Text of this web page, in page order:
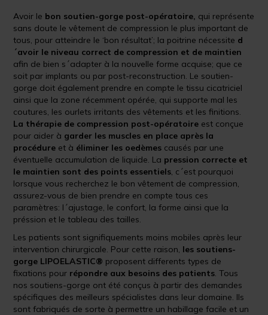
Avoir le bon soutien-gorge post-opératoire, qui représente
sans doute le vêtement de compression le plus important de
tous, pour atteindre le ‘bon résultat’; la poitrine nécessite d
´avoir le niveau correct de compression et de maintien
afin de bien s´adapter à la nouvelle forme acquise; que ce
soit par implants ou par post-reconstruction. Le soutien-
gorge doit également prendre en compte le tissu cicatriciel
ainsi que la zone récemment opérée, qui supporte mal les
coutures, les ourlets irritants des vêtements et les finitions.
La thérapie de compression post-opératoire est conçue
pour aider à garder les muscles en place après la
procédure et à éliminer les oedèmes causés par une
éventuelle accumulation de liquide. La pression correcte et
le maintien sont des points essentiels, c´est pourquoi
lorsque vous recherchez le bon vêtement de compression,
assurez-vous de bien prendre en compte tous ces
paramètres: l´ajustage, le confort, la forme ainsi que la
préssion et le tableau des tailles.
Les patients sont signifiquements moins mobiles après leur
intervention chirurgicale. Pour cette raison, les soutiens-
gorge LIPOELASTIC® proposent differents types de
fixations pour répondre aux besoins des patients. Tous
nos soutiens-gorge ont été conçus à partir des demandes
spécifiques des meilleurs spécialistes dans leur domaine. Ils
sont fabriqués de sorte à permettre un habillage facile et un